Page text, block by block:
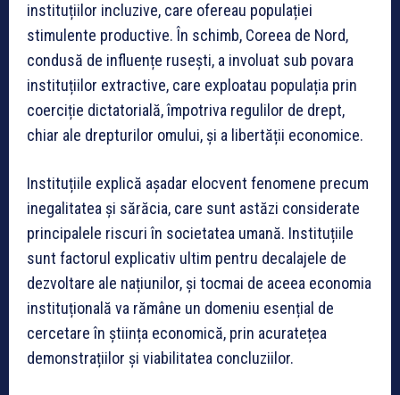
instituțiilor incluzive, care ofereau populației
stimulente productive. În schimb, Coreea de Nord,
condusă de influențe rusești, a involuat sub povara
instituțiilor extractive, care exploatau populația prin
coerciție dictatorială, împotriva regulilor de drept,
chiar ale drepturilor omului, și a libertății economice.
Instituțiile explică așadar elocvent fenomene precum
inegalitatea și sărăcia, care sunt astăzi considerate
principalele riscuri în societatea umană. Instituțiile
sunt factorul explicativ ultim pentru decalajele de
dezvoltare ale națiunilor, și tocmai de aceea economia
instituțională va rămâne un domeniu esențial de
cercetare în știința economică, prin acuratețea
demonstrațiilor și viabilitatea concluziilor.